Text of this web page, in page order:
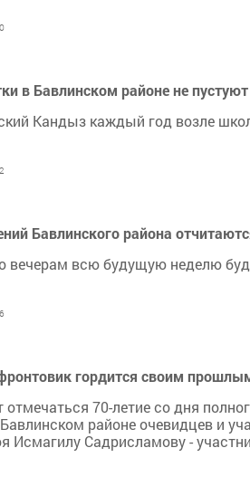
в Бавлинском районе не пустуют
Кандыз каждый год возле
Бавлинского района
вечерам всю будущую неделю
гордится своим
отмечаться 70-летие со дня
районе очевидцев и
Исмагилу Садрисламову -